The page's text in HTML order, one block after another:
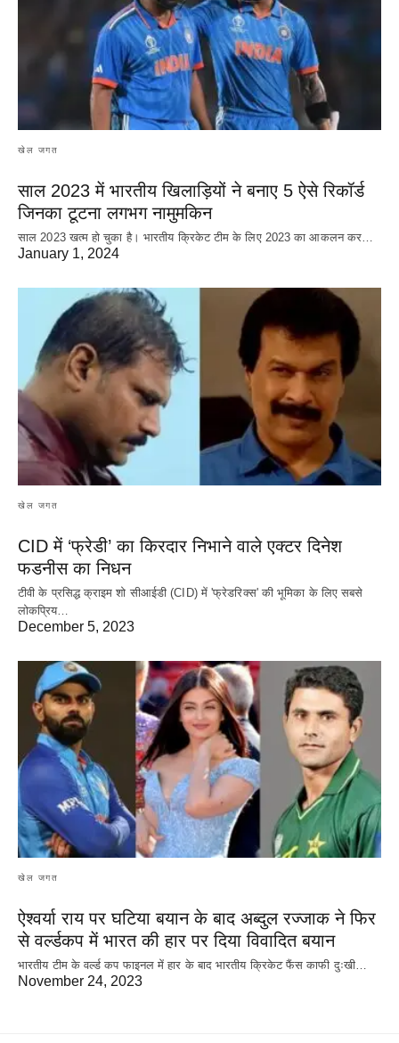
खेल जगत
साल 2023 में भारतीय खिलाड़ियों ने बनाए 5 ऐसे रिकॉर्ड
जिनका टूटना लगभग नामुमकिन
साल 2023 खत्म हो चुका है। भारतीय क्रिकेट‌ टीम के लिए 2023 का आकलन कर…
January 1, 2024
खेल जगत
CID में ‘फ्रेडी’ का किरदार निभाने वाले एक्टर दिनेश
फडनीस का निधन
टीवी के प्रसिद्ध क्राइम शो सीआईडी (CID) में 'फ्रेडरिक्स' की भूमिका के लिए सबसे
लोकप्रिय…
December 5, 2023
खेल जगत
ऐश्वर्या राय पर‌ घटिया बयान के बाद अब्दुल रज्जाक ने फिर
से वर्ल्डकप में भारत की हार पर दिया विवादित बयान
भारतीय टीम के वर्ल्ड कप फाइनल में हार के‌ बाद भारतीय क्रिकेट फैंस काफी दुःखी…
November 24, 2023